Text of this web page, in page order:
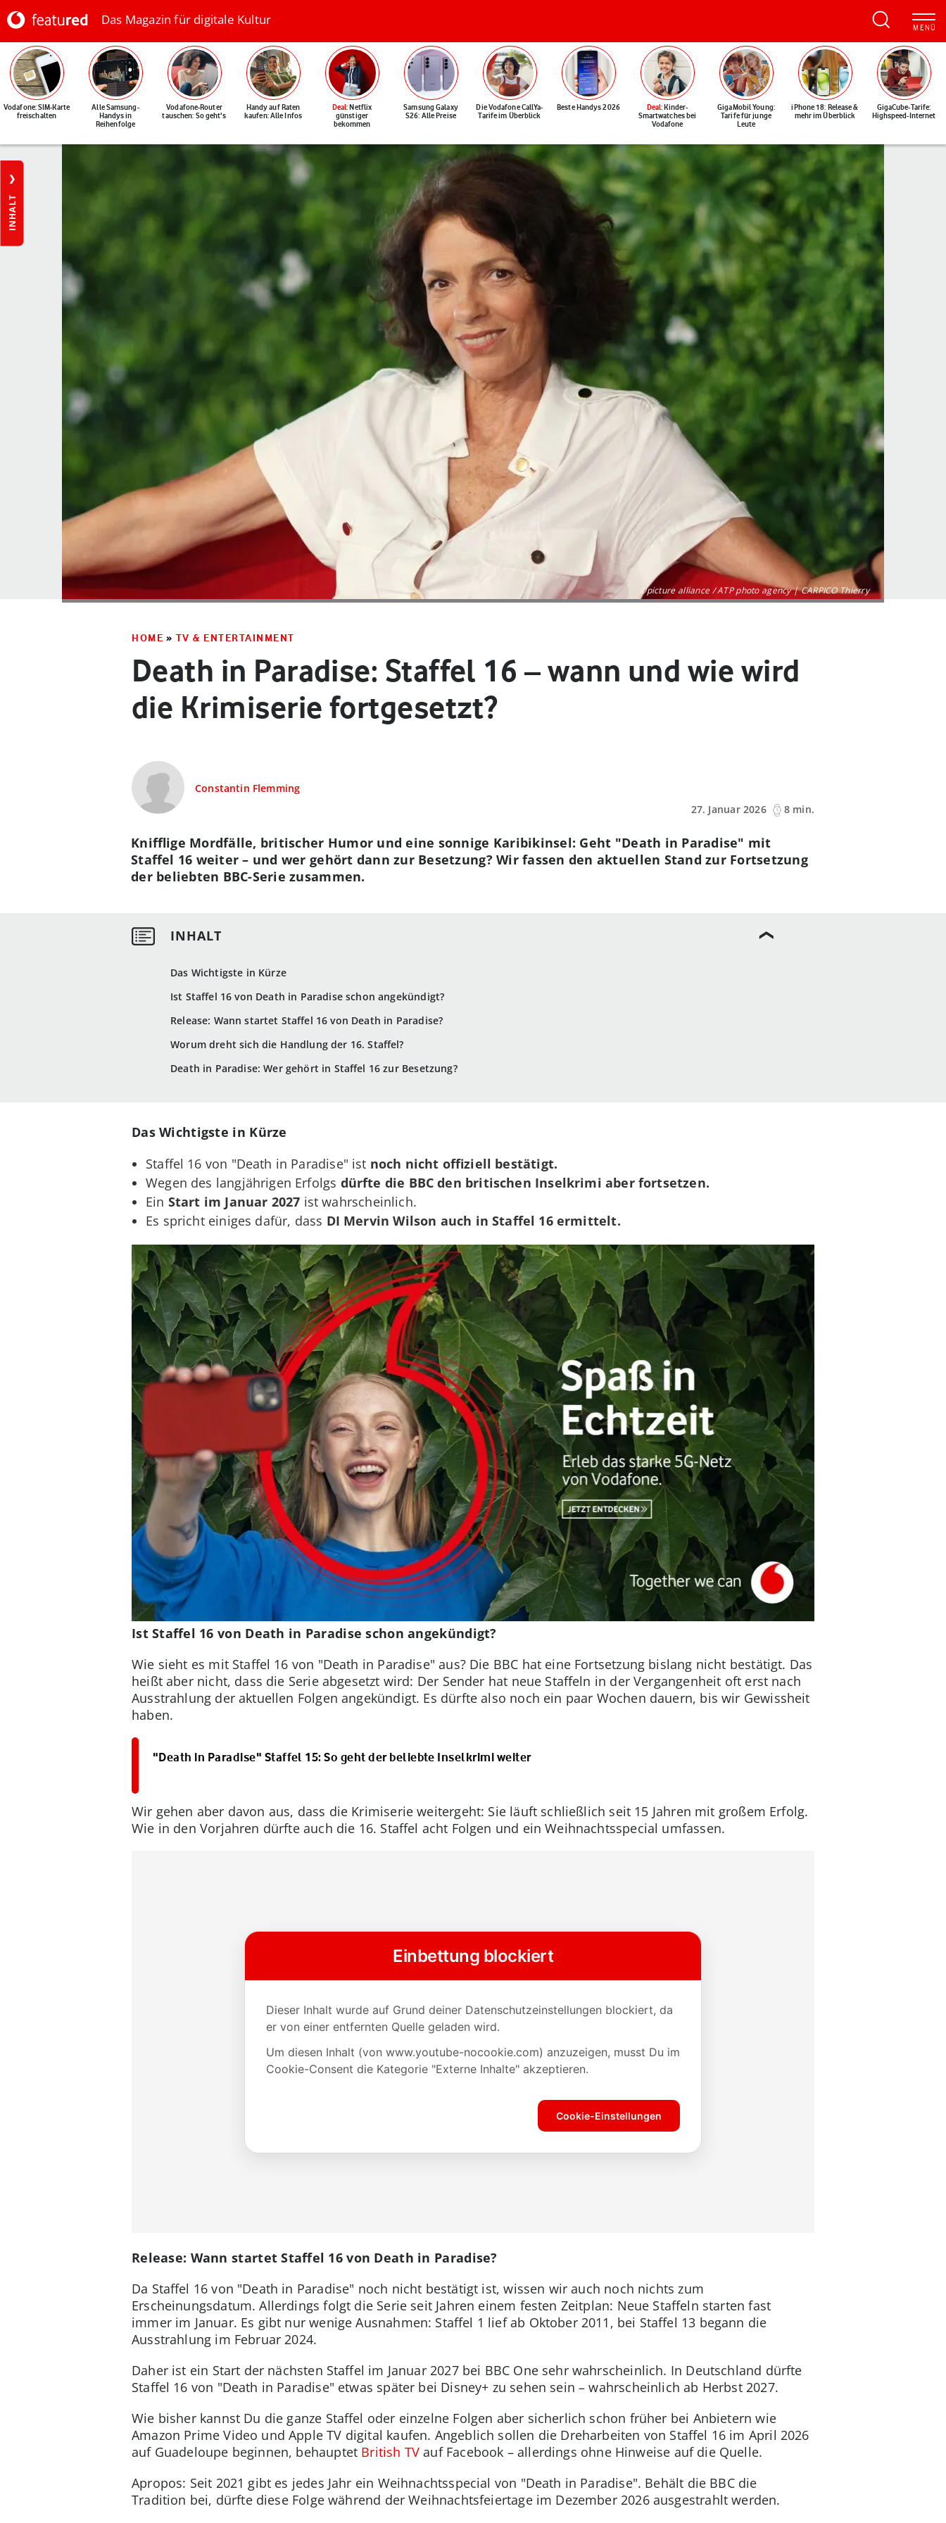
Das Magazin für digitale Kultur
Vodafone: SIM-Karte
freischalten
Alle Samsung-
Handys in
Reihenfolge
Vodafone-Router
tauschen: So geht's
Handy auf Raten
kaufen: Alle Infos
Deal: Netflix
günstiger
bekommen
Samsung Galaxy
S26: Alle Preise
Die Vodafone CallYa-
Tarife im Überblick
Beste Handys 2026 Deal: Kinder-
Smartwatches bei
Vodafone
GigaMobil Young:
Tarife für junge
Leute
iPhone 18: Release &
mehr im Überblick
GigaCube-Tarife:
Highspeed-Internet
INHALT
©picture alliance / ATP photo agency | CARPICO Thierry
HOME » TV & ENTERTAINMENT
Death in Paradise: Staffel 16 – wann und wie wird
die Krimiserie fortgesetzt?
Constantin Flemming
27. Januar 2026
8 min.
Das Wichtigste in Kürze
Ist Staffel 16 von Death in Paradise schon angekündigt?
Release: Wann startet Staffel 16 von Death in Paradise?
Worum dreht sich die Handlung der 16. Staffel?
Death in Paradise: Wer gehört in Staffel 16 zur Besetzung?
Knifflige Mordfälle, britischer Humor und eine sonnige Karibikinsel: Geht "Death in Paradise" mit
Staffel 16 weiter – und wer gehört dann zur Besetzung? Wir fassen den aktuellen Stand zur Fortsetzung
der beliebten BBC-Serie zusammen.
Das Wichtigste in Kürze
Staffel 16 von "Death in Paradise" ist noch nicht offiziell bestätigt.
Wegen des langjährigen Erfolgs dürfte die BBC den britischen Inselkrimi aber fortsetzen.
Ein Start im Januar 2027 ist wahrscheinlich.
Es spricht einiges dafür, dass DI Mervin Wilson auch in Staffel 16 ermittelt.
Ist Staffel 16 von Death in Paradise schon angekündigt?
Wie sieht es mit Staffel 16 von "Death in Paradise" aus? Die BBC hat eine Fortsetzung bislang nicht bestätigt. Das
heißt aber nicht, dass die Serie abgesetzt wird: Der Sender hat neue Staffeln in der Vergangenheit oft erst nach
Ausstrahlung der aktuellen Folgen angekündigt. Es dürfte also noch ein paar Wochen dauern, bis wir Gewissheit
haben.
"Death in Paradise" Staffel 15: So geht der beliebte Inselkrimi weiter
Wir gehen aber davon aus, dass die Krimiserie weitergeht: Sie läuft schließlich seit 15 Jahren mit großem Erfolg.
Wie in den Vorjahren dürfte auch die 16. Staffel acht Folgen und ein Weihnachtsspecial umfassen.
Release: Wann startet Staffel 16 von Death in Paradise?
Da Staffel 16 von "Death in Paradise" noch nicht bestätigt ist, wissen wir auch noch nichts zum
Erscheinungsdatum. Allerdings folgt die Serie seit Jahren einem festen Zeitplan: Neue Staffeln starten fast
immer im Januar. Es gibt nur wenige Ausnahmen: Staffel 1 lief ab Oktober 2011, bei Staffel 13 begann die
Ausstrahlung im Februar 2024.
Daher ist ein Start der nächsten Staffel im Januar 2027 bei BBC One sehr wahrscheinlich. In Deutschland dürfte
Staffel 16 von "Death in Paradise" etwas später bei Disney+ zu sehen sein – wahrscheinlich ab Herbst 2027.
Wie bisher kannst Du die ganze Staffel oder einzelne Folgen aber sicherlich schon früher bei Anbietern wie
Amazon Prime Video und Apple TV digital kaufen. Angeblich sollen die Dreharbeiten von Staffel 16 im April 2026
auf Guadeloupe beginnen, behauptet British TV auf Facebook – allerdings ohne Hinweise auf die Quelle.
Apropos: Seit 2021 gibt es jedes Jahr ein Weihnachtsspecial von "Death in Paradise". Behält die BBC die
Tradition bei, dürfte diese Folge während der Weihnachtsfeiertage im Dezember 2026 ausgestrahlt werden.